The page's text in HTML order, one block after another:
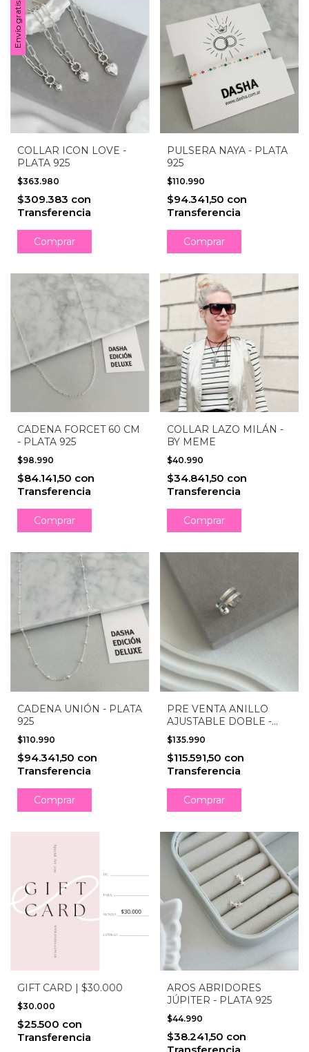
Envío gratis
COLLAR ICON LOVE -
PLATA 925
$363.980
$309.383 con
Transferencia
Comprar
PULSERA NAYA - PLATA
925
$110.990
$94.341,50 con
Transferencia
CADENA FORCET 60 CM
- PLATA 925
$98.990
$84.141,50 con
Transferencia
COLLAR LAZO MILÁN -
BY MEME
$40.990
$34.841,50 con
Transferencia
CADENA UNIÓN - PLATA
925
$110.990
$94.341,50 con
Transferencia
Comprar
PRE VENTA ANILLO
AJUSTABLE DOBLE -
PLATA 925 (ENTREGA
DESDE 17/7)
$135.990
$115.591,50 con
Transferencia
GIFT CARD | $30.000
$30.000
$25.500 con
Transferencia
AROS ABRIDORES
JÚPITER - PLATA 925
$44.990
$38.241,50 con